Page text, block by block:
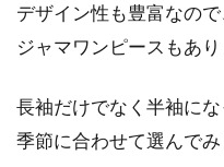
デザイン性も豊富なの
ジャマワンピースもあり
長袖だけでなく半袖にな
季節に合わせて選んでみ